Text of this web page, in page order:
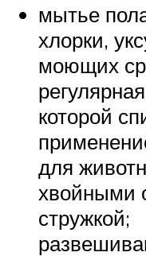
мытье
хлорки,
моющих
которой
для
хвойными
стружкой;